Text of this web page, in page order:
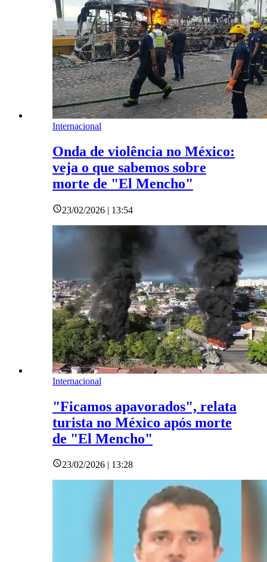
Internacional
Onda de violência no México:
veja o que sabemos sobre
morte de "El Mencho"
23/02/2026 | 13:54
Internacional
"Ficamos apavorados", relata
turista no México após morte
de "El Mencho"
23/02/2026 | 13:28